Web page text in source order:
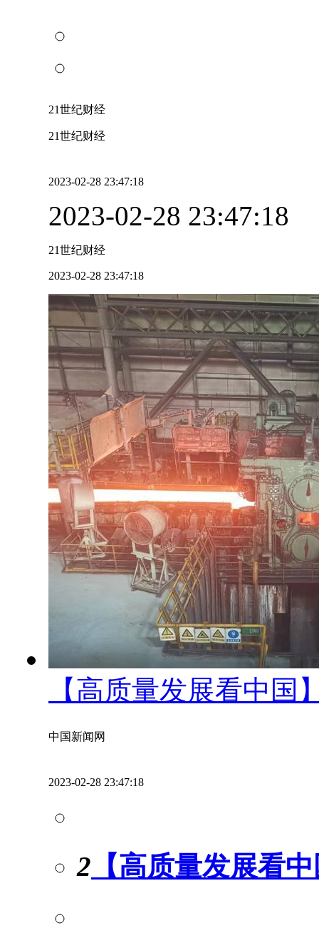
21世纪财经
21世纪财经
2023-02-28 23:47:18
2023-02-28 23:47:18
21世纪财经
2023-02-28 23:47:18
【高质量发展看中
中国新闻网
2023-02-28 23:47:18
2 【高质量发展看